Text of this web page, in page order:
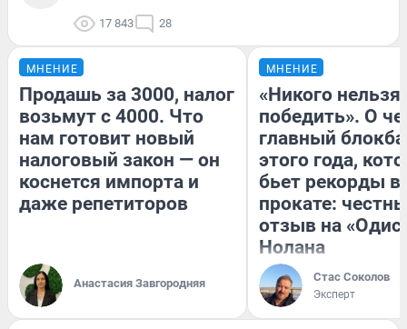
17 843 28
МНЕНИЕ
Продашь за 3000, налог
возьмут с 4000. Что
нам готовит новый
налоговый закон — он
коснется импорта и
даже репетиторов
Анастасия Завгородняя
МНЕНИЕ
«Никого нельзя
победить». О
главный
этого года,
бьет рекорды в
прокате:
отзыв на
Нолана
Стас Соколов
Эксперт